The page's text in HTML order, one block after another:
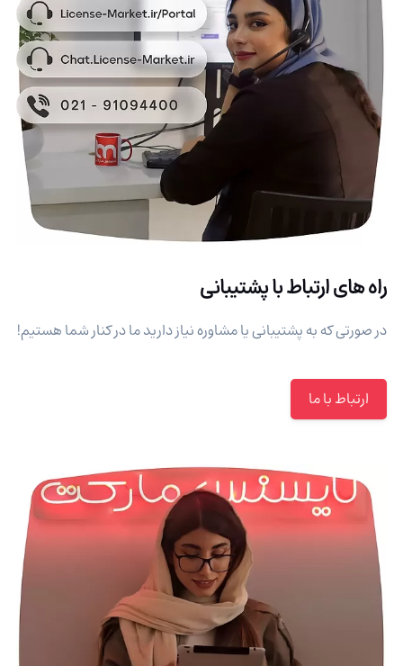
راه های ارتباط با پشتیبانی
در صورتی که به پشتیبانی یا مشاوره نیاز دارید ما در کنار شما هستیم!
ارتباط با ما